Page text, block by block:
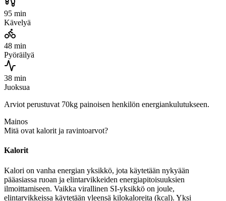
95 min
Kävelyä
48 min
Pyöräilyä
38 min
Juoksua
Arviot perustuvat 70kg painoisen henkilön energiankulutukseen.
Mainos
Mitä ovat kalorit ja ravintoarvot?
Kalorit
Kalori on vanha energian yksikkö, jota käytetään nykyään
pääasiassa ruoan ja elintarvikkeiden energiapitoisuuksien
ilmoittamiseen. Vaikka virallinen SI-yksikkö on joule,
elintarvikkeissa käytetään yleensä kilokaloreita (kcal). Yksi